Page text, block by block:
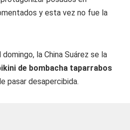
y esta vez no fue la
la China Suárez se la
de bombacha taparrabos
pasar desapercibida.